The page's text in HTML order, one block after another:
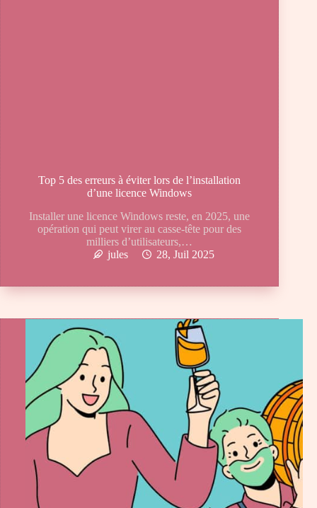
Top 5 des erreurs à éviter lors de l’installation
d’une licence Windows
Installer une licence Windows reste, en 2025, une
opération qui peut virer au casse-tête pour des
milliers d’utilisateurs,…
jules
28, Juil 2025